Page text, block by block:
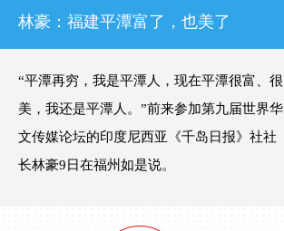
林豪：福建平潭富了，也美了
“平潭再穷，我是平潭人，现在平潭很富、很
美，我还是平潭人。”前来参加第九届世界华
文传媒论坛的印度尼西亚《千岛日报》社社
长林豪9日在福州如是说。